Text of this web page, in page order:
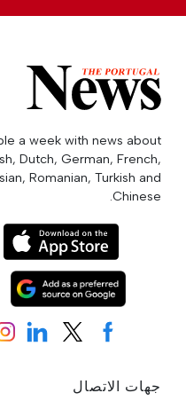
a week with news about
Dutch, German, French,
Romanian, Turkish and
Chinese.
جهات الاتصال